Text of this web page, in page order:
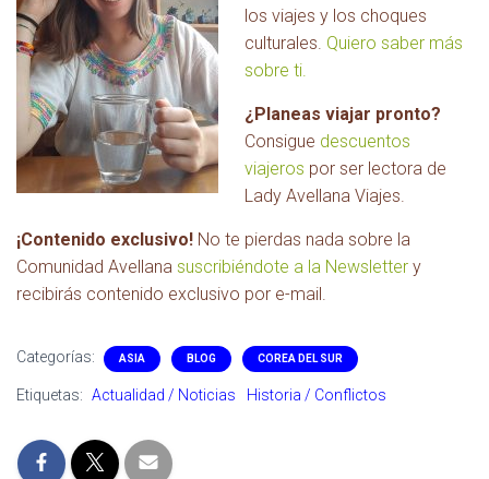
los viajes y los choques
culturales. Quiero saber más
sobre ti.
¿Planeas viajar pronto?
Consigue descuentos
viajeros por ser lectora de
Lady Avellana Viajes.
¡Contenido exclusivo! No te pierdas nada sobre la
Comunidad Avellana suscribiéndote a la Newsletter y
recibirás contenido exclusivo por e-mail.
Categorías: ASIA BLOG COREA DEL SUR
Etiquetas: Actualidad / Noticias Historia / Conflictos